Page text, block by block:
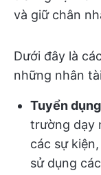
và giữ chân
Dưới đây là
những nhân
Tuyển
trường dạy
các sự
sử dụng